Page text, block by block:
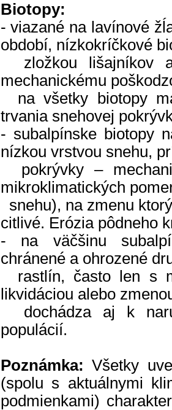
Biotopy:
- viazané na lavínové
období, nízkokríčkové
zložkou lišajníkov
mechanickému
na všetky biotopy
trvania snehovej
- subalpínske biotopy
nízkou vrstvou snehu,
pokrývky –
mikroklimatických
snehu), na zmenu
citlivé. Erózia pôdneho
- na väčšinu
chránené a ohrozené
rastlín, často len s
likvidáciou alebo
dochádza aj k
populácií.
Poznámka: Všetky
(spolu s aktuálnymi
podmienkami)